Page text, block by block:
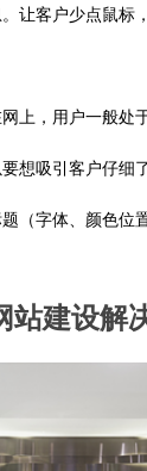
让客户少点鼠标
上，用户一般处
想吸引客户仔细
（字体、颜色位
站建设解